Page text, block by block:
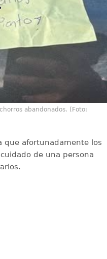
abandonados. (Foto:
que afortunadamente los
de una persona